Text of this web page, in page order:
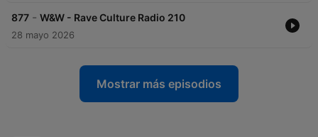
877 - W&W - Rave Culture Radio 210
28 mayo 2026
Mostrar más episodios